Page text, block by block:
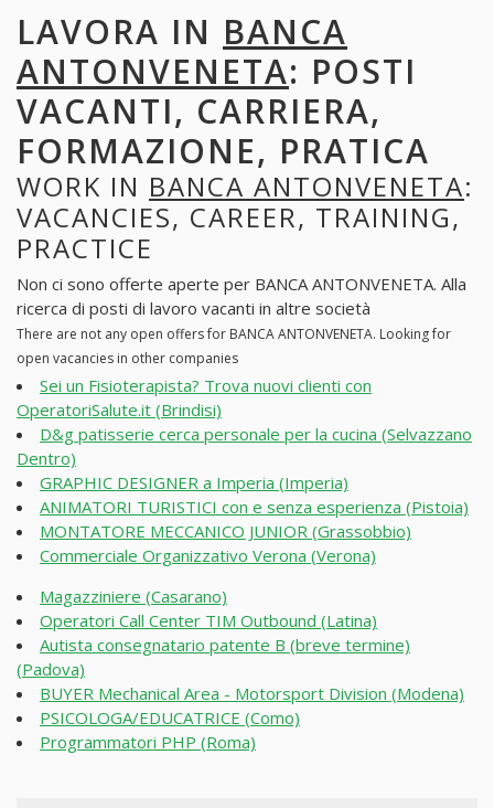
LAVORA IN BANCA
ANTONVENETA: POSTI
VACANTI, CARRIERA,
FORMAZIONE, PRATICA
WORK IN BANCA ANTONVENETA:
VACANCIES, CAREER, TRAINING,
PRACTICE
Non ci sono offerte aperte per BANCA ANTONVENETA. Alla
ricerca di posti di lavoro vacanti in altre società
There are not any open offers for BANCA ANTONVENETA. Looking for
open vacancies in other companies
Sei un Fisioterapista? Trova nuovi clienti con
OperatoriSalute.it (Brindisi)
D&g patisserie cerca personale per la cucina (Selvazzano
Dentro)
GRAPHIC DESIGNER a Imperia (Imperia)
ANIMATORI TURISTICI con e senza esperienza (Pistoia)
MONTATORE MECCANICO JUNIOR (Grassobbio)
Commerciale Organizzativo Verona (Verona)
Magazziniere (Casarano)
Operatori Call Center TIM Outbound (Latina)
Autista consegnatario patente B (breve termine)
(Padova)
BUYER Mechanical Area - Motorsport Division (Modena)
PSICOLOGA/EDUCATRICE (Como)
Programmatori PHP (Roma)